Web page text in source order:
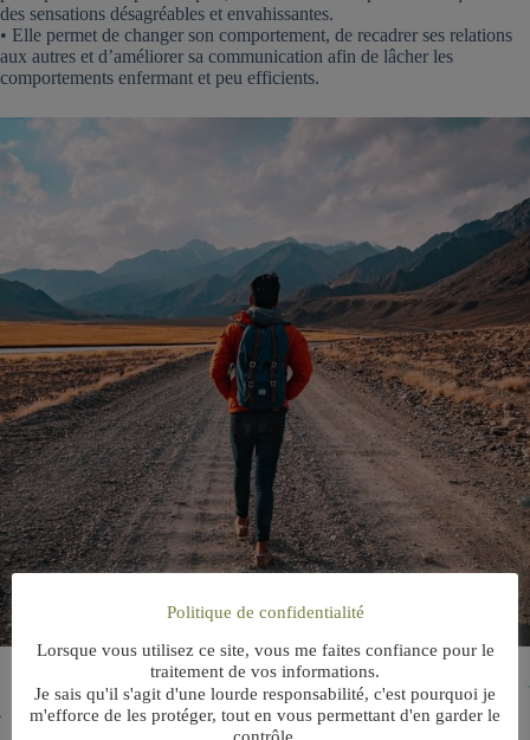
des sensations désagréables et envahissantes.
• Elle permet de changer son comportement, de recadrer ses relations
aux autres et d’améliorer sa communication afin de lâcher les
comportements enfermant et peu efficients.
Politique de confidentialité
Lorsque vous utilisez ce site, vous me faites confiance pour le
traitement de vos informations.
Je sais qu'il s'agit d'une lourde responsabilité, c'est pourquoi je
m'efforce de les protéger, tout en vous permettant d'en garder le
contrôle.